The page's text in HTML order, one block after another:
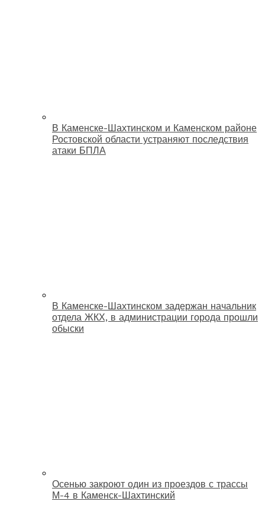
В Каменске-Шахтинском и Каменском районе
Ростовской области устраняют последствия
атаки БПЛА
В Каменске-Шахтинском задержан начальник
отдела ЖКХ, в администрации города прошли
обыски
Осенью закроют один из проездов с трассы
М-4 в Каменск-Шахтинский